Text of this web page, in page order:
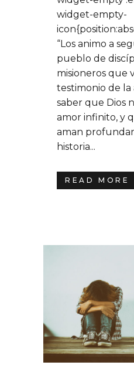
widget-empty-
“Los animo a
pueblo de
misioneros que
testimonio de la
saber que Dios
amor infinito, y
aman
historia...
READ MORE